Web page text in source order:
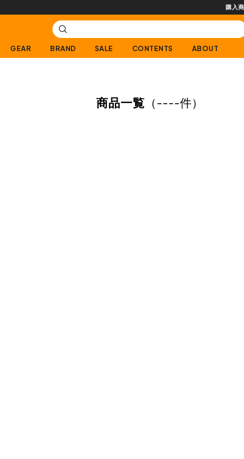
購入商品[¥2,000(税込)以上]のレビュー投稿で300ptプレゼント!
GEAR BRAND SALE CONTENTS ABOUT
商品一覧 （----件）